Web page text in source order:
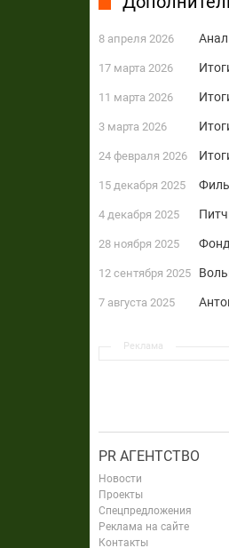
8 апреля 2026
17 марта 2026
11 марта 2026
3 марта 2026
24 февраля 2026
15 декабря 2025
4 декабря 2025
28 ноября 2025
12 сентября 2025
7 августа 2025
Реклама
PR АГЕНТСТВО
Новости
Проекты
Спецпредложения
Реклама на сайте
Контакты